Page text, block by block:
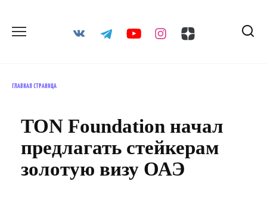
содержанию
ГЛАВНАЯ СТРАНИЦА
TON Foundation начал
предлагать стейкерам
золотую визу ОАЭ